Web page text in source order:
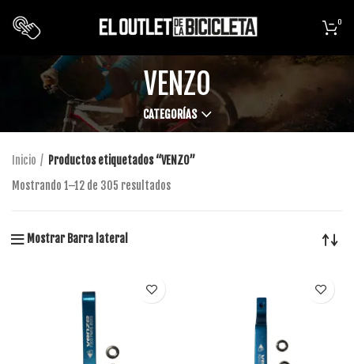
0
VENZO
CATEGORÍAS
Inicio
Productos etiquetados “VENZO”
Mostrando 1–12 de 305 resultados
Mostrar Barra lateral